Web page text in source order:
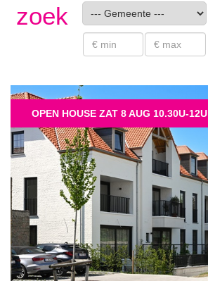
zoek
OPEN HOUSE ZAT 8 AUG 10.30U-12U